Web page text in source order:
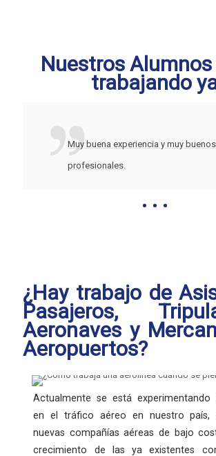
Nuestros
trabajando
Muy buena experiencia y muy buenos
profesionales.
¿Hay trabajo de
Pasajeros,
Aeronaves y
Aeropuertos?
Actualmente se está experimentando
en el tráfico aéreo en nuestro país,
nuevas compañías aéreas de bajo
crecimiento de las ya existentes